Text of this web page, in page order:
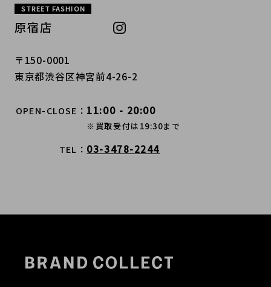
STREET FASHION
原宿店
〒150-0001
東京都渋谷区神宮前4-26-2
OPEN-CLOSE 11:00 - 20:00
※買取受付は19:30まで
TEL 03-3478-2244